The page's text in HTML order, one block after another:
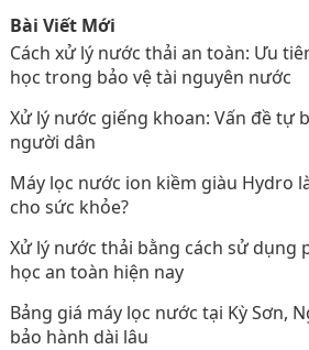
Bài Viết Mới
Cách xử lý nước thải an toàn: Ưu
học trong bảo vệ tài nguyên nước
Xử lý nước giếng khoan: Vấn đề tự
người dân
Máy lọc nước ion kiềm giàu Hydro
cho sức khỏe?
Xử lý nước thải bằng cách sử dụng
học an toàn hiện nay
Bảng giá máy lọc nước tại Kỳ Sơn,
bảo hành dài lâu